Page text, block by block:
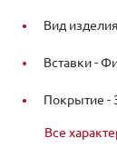
Вид
Вставки -
Покрытие -
Все